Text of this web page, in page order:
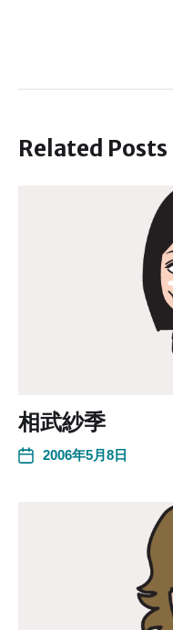
Related Posts
相武紗季
2006年5月8日